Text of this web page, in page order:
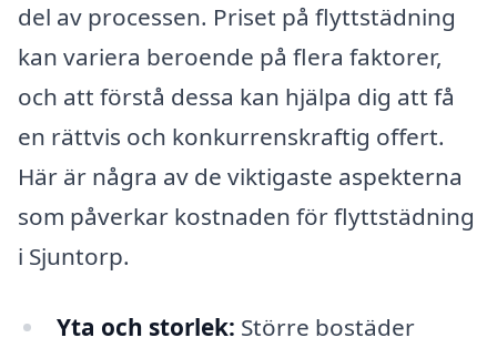
del av processen. Priset på flyttstädning
kan variera beroende på flera faktorer,
och att förstå dessa kan hjälpa dig att få
en rättvis och konkurrenskraftig offert.
Här är några av de viktigaste aspekterna
som påverkar kostnaden för flyttstädning
i Sjuntorp.
Yta och storlek: Större bostäder